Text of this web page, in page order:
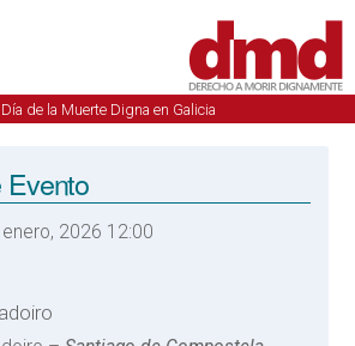
de la Muerte Digna en Galicia
Evento
2026 12:00